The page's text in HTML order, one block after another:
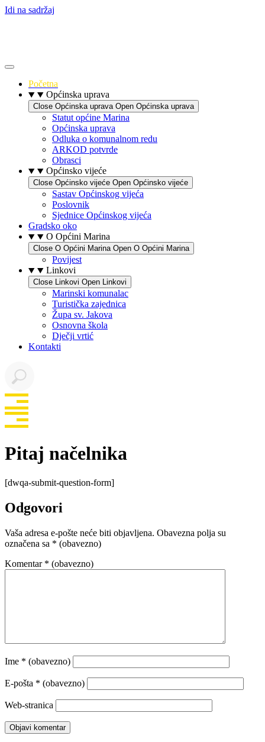
Idi na sadržaj
Početna
Općinska uprava
Close Općinska uprava Open Općinska uprava
Statut općine Marina
Općinska uprava
Odluka o komunalnom redu
ARKOD potvrde
Obrasci
Općinsko vijeće
Close Općinsko vijeće Open Općinsko vijeće
Sastav Općinskog vijeća
Poslovnik
Sjednice Općinskog vijeća
Gradsko oko
O Općini Marina
Close O Općini Marina Open O Općini Marina
Povijest
Linkovi
Close Linkovi Open Linkovi
Marinski komunalac
Turistička zajednica
Župa sv. Jakova
Osnovna škola
Dječji vrtić
Kontakti
Pitaj načelnika
[dwqa-submit-question-form]
Odgovori
Vaša adresa e-pošte neće biti objavljena. Obavezna polja su
označena sa * (obavezno)
Komentar * (obavezno)
Ime * (obavezno)
E-pošta * (obavezno)
Web-stranica